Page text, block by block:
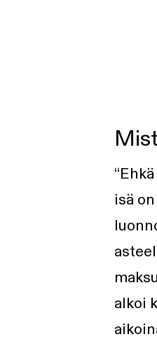
isä
alkoi